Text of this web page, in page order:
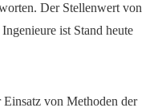
Der Stellenwert von
ist Stand heute
von Methoden der